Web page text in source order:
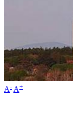
A- A+